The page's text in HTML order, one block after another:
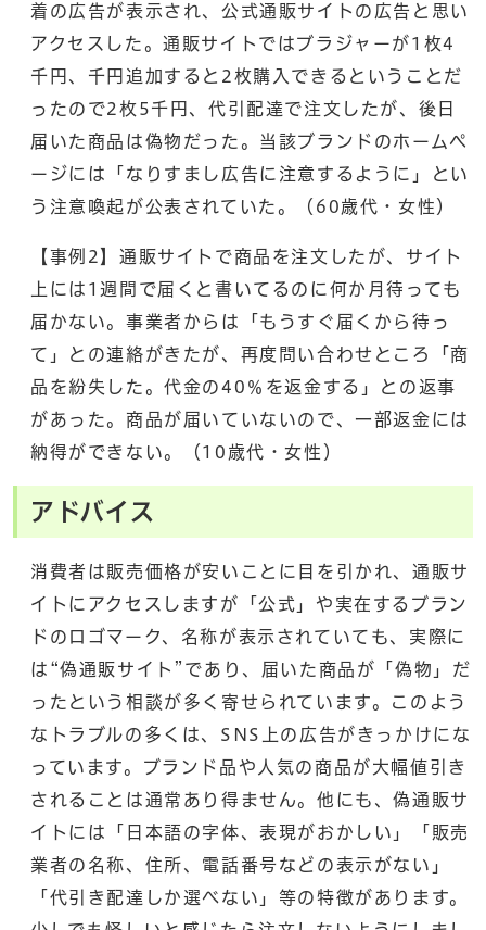
着の広告が表示され、公式通販サイトの広告と思い
アクセスした。通販サイトではブラジャーが1枚4
千円、千円追加すると2枚購入できるということだ
ったので2枚5千円、代引配達で注文したが、後日
届いた商品は偽物だった。当該ブランドのホームペ
ージには「なりすまし広告に注意するように」とい
う注意喚起が公表されていた。（60歳代・女性）
【事例2】通販サイトで商品を注文したが、サイト
上には1週間で届くと書いてるのに何か月待っても
届かない。事業者からは「もうすぐ届くから待っ
て」との連絡がきたが、再度問い合わせところ「商
品を紛失した。代金の40％を返金する」との返事
があった。商品が届いていないので、一部返金には
納得ができない。（10歳代・女性）
アドバイス
消費者は販売価格が安いことに目を引かれ、通販サ
イトにアクセスしますが「公式」や実在するブラン
ドのロゴマーク、名称が表示されていても、実際に
は“偽通販サイト”であり、届いた商品が「偽物」だ
ったという相談が多く寄せられています。このよう
なトラブルの多くは、SNS上の広告がきっかけにな
っています。ブランド品や人気の商品が大幅値引き
されることは通常あり得ません。他にも、偽通販サ
イトには「日本語の字体、表現がおかしい」「販売
業者の名称、住所、電話番号などの表示がない」
「代引き配達しか選べない」等の特徴があります。